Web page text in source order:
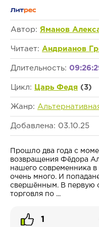
Автор: Яманов
Читает: Андрианов
Длительность:
Цикл: Царь Федя (3)
Жанр:
Добавлена: 03.10.25
Прошло два года с
возвращения Фёдора
нашего современника в
очень много. И
свершённым. В первую
торговля по ...
1